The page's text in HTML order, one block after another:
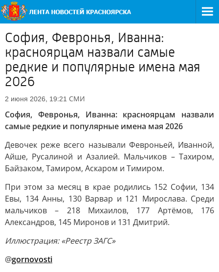
София, Февронья, Иванна:
красноярцам назвали самые
редкие и популярные имена мая
2026
2 июня 2026, 19:21 СМИ
София, Февронья, Иванна: красноярцам назвали
самые редкие и популярные имена мая 2026
Девочек реже всего называли Февроньей, Иванной,
Айше, Русалиной и Азалией. Мальчиков – Тахиром,
Байзаком, Тамиром, Аскаром и Тимиром.
При этом за месяц в крае родились 152 Софии, 134
Евы, 134 Анны, 130 Варвар и 121 Мирослава. Среди
мальчиков – 218 Михаилов, 177 Артёмов, 176
Александров, 145 Миронов и 131 Дмитрий.
Иллюстрация: «Реестр ЗАГС»
@gornovosti